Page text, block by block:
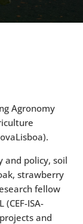
Agronomy
and policy, soil
strawberry
fellow
(CEF-ISA-
and